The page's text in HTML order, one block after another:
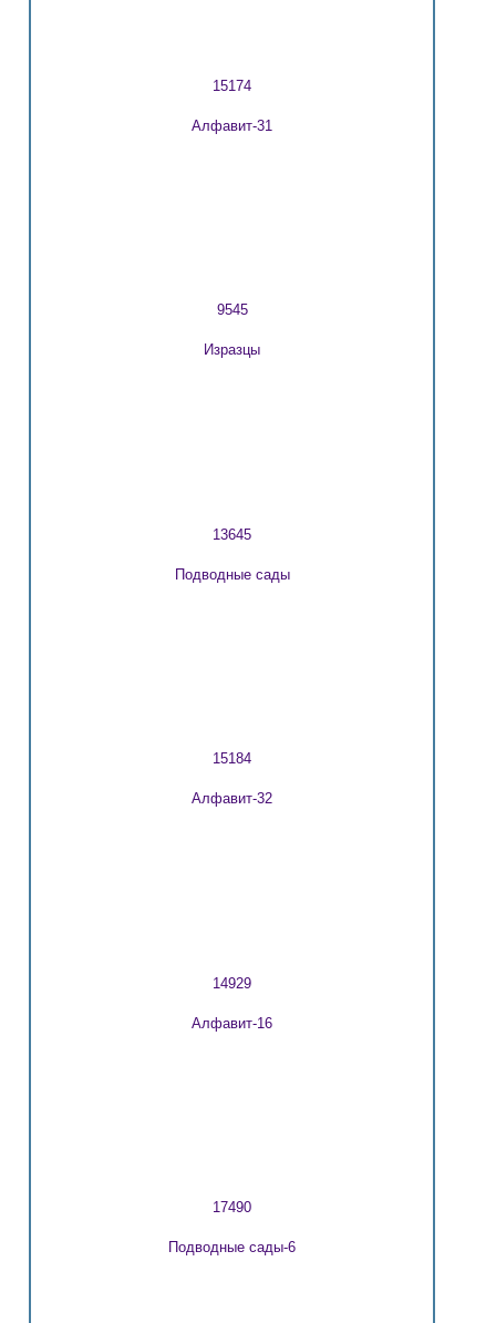
15174
Алфавит-31
9545
Изразцы
13645
Подводные сады
15184
Алфавит-32
14929
Алфавит-16
17490
Подводные сады-6